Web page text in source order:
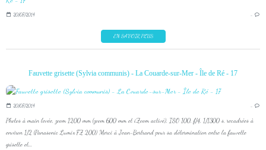
20/07/2014 …
EN SAVOIR PLUS
Fauvette grisette (Sylvia communis) - La Couarde-sur-Mer - Île de Ré - 17
20/07/2014 …
Photos à main levée, zoom 1200 mm (zoom 600 mm et iZoom activé), ISO 100, f/4, 1/1300 s, recadrées à
environ 1/2 (Panasonic Lumix FZ 200) Merci à Jean-Bertrand pour sa détermination entre la fauvette
grisette et...